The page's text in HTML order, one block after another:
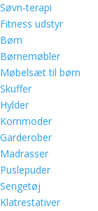
Søvn-terapi
Fitness udstyr
Børn
Børnemøbler
Møbelsæt til børn
Skuffer
Hylder
Kommoder
Garderober
Madrasser
Puslepuder
Sengetøj
Klatrestativer